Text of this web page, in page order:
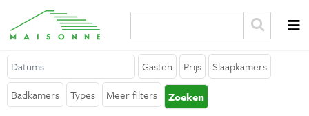
Gasten Prijs
Slaapkamers
Badkamers
Types Meer filters Zoeken
Over Maisonne
Waarom Maisonne?
Affiliates